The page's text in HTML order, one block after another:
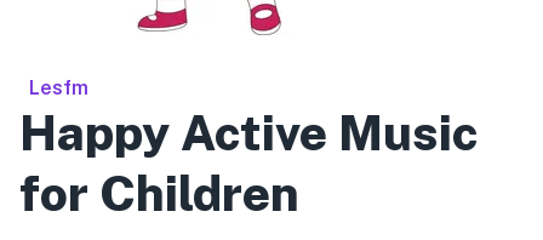
Lesfm
Happy Active Music
for Children